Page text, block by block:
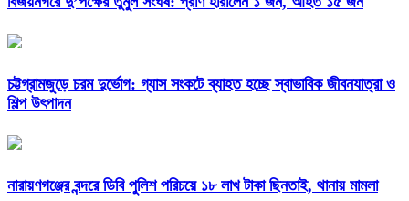
চট্টগ্রামজুড়ে চরম দুর্ভোগ: গ্যাস সংকটে ব্যাহত হচ্ছে স্বাভাবিক জীবনযাত্রা ও
শিল্প উৎপাদন
নারায়ণগঞ্জের বন্দরে ডিবি পুলিশ পরিচয়ে ১৮ লাখ টাকা ছিনতাই, থানায় মামলা